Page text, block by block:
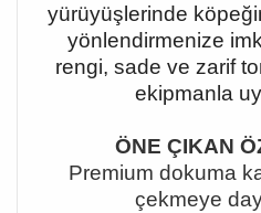
yürüyüşlerinde
yönlendirmenize
rengi, sade ve zarif
ekipmanla
ÖNE ÇIKAN
Premium dokuma
çekmeye